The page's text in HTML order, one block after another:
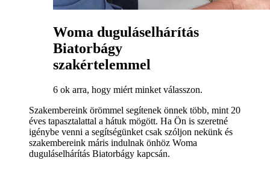
Woma duguláselhárítás
Biatorbágy
szakértelemmel
6 ok arra, hogy miért minket válasszon.
Szakembereink örömmel segítenek önnek több, mint 20
éves tapasztalattal a hátuk mögött. Ha Ön is szeretné
igénybe venni a segítségünket csak szóljon nekünk és
szakembereink máris indulnak önhöz Woma
duguláselhárítás Biatorbágy kapcsán.